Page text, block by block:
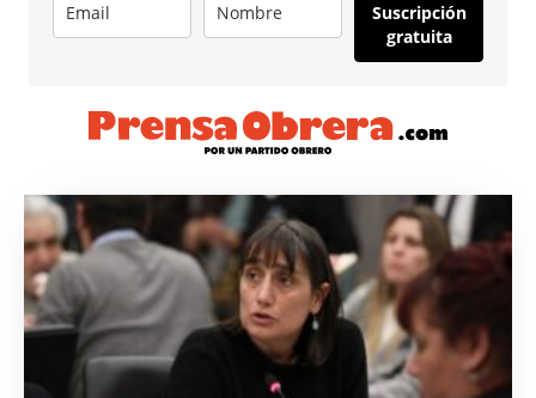
Suscripción
gratuita